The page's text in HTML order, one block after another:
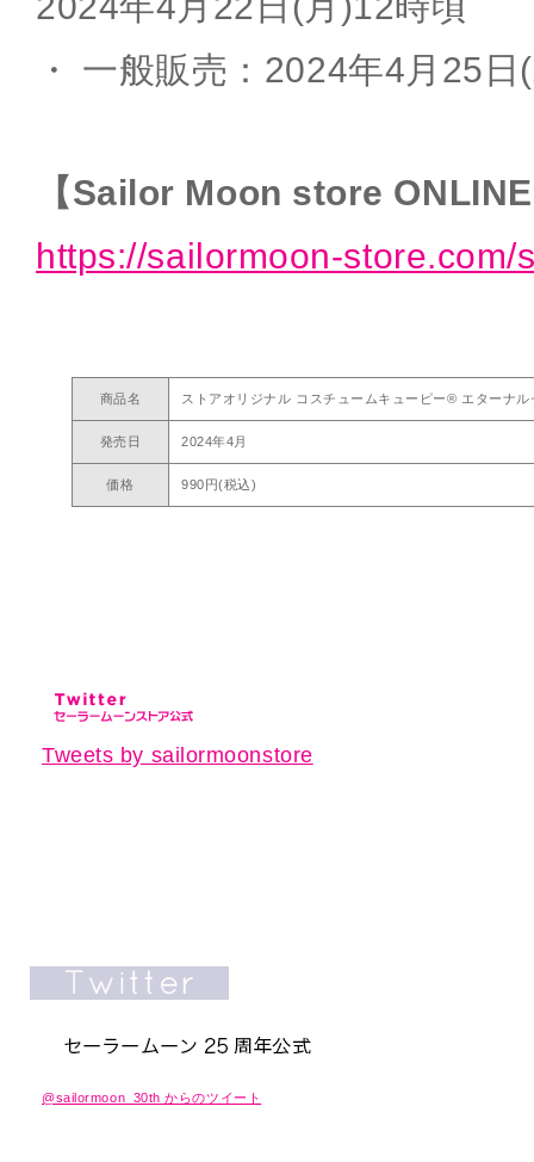
・ 一般販売：2024年4月25
【Sailor Moon store
https://sailormoon-store.com/
商品名 ストアオリジナル コスチュームキューピー® エターナ
発売日 2024年4月
価格 990円(税込)
Tweets by sailormoonstore
@sailormoon_30th からのツイート